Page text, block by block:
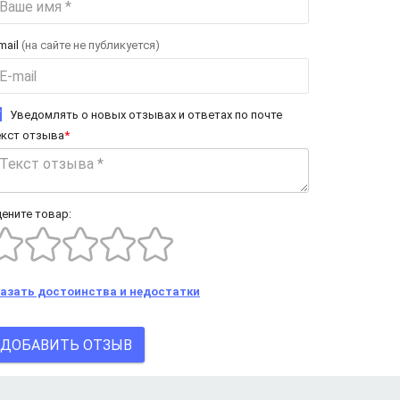
(на сайте не публикуется)
Уведомлять о новых отзывах и ответах по почте
отзыва*
товар:
достоинства и недостатки
ДОБАВИТЬ ОТЗЫВ